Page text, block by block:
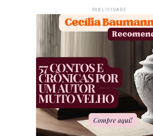
PUBLICIDADE